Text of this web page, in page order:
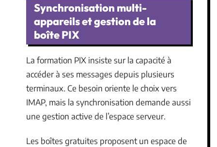
Synchronisation multi-
appareils et gestion de la
boîte PIX
La formation PIX insiste sur la capacité à
accéder à ses messages depuis plusieurs
terminaux. Ce besoin oriente le choix vers
IMAP, mais la synchronisation demande aussi
une gestion active de l’espace serveur.
Les boîtes gratuites proposent un espace de